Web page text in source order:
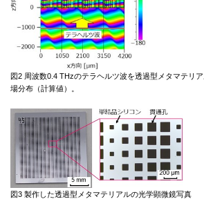
図2 周波数0.4 THzのテラヘルツ波を透過型メタマテリ
場分布（計算値）。
図3 製作した透過型メタマテリアルの光学顕微鏡写真